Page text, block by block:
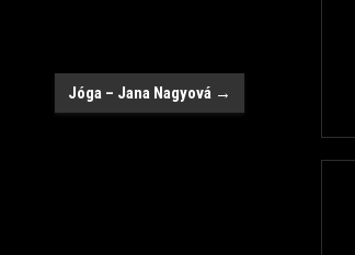
Jóga – Jana Nagyová →